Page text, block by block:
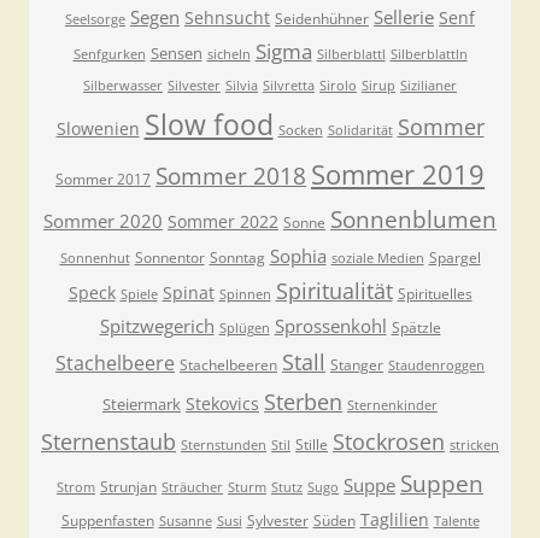
Seelsorge Segen Sehnsucht Seidenhühner Sellerie Senf
Senfgurken Sensen sicheln Sigma Silberblattl Silberblattln
Silberwasser Silvester Silvia Silvretta Sirolo Sirup Sizilianer
Slowenien Slow food Socken Solidarität Sommer
Sommer 2017 Sommer 2018 Sommer 2019
Sommer 2020 Sommer 2022 Sonne Sonnenblumen
Sonnenhut Sonnentor Sonntag Sophia soziale Medien Spargel
Speck Spiele Spinat Spinnen Spiritualität Spirituelles
Spitzwegerich Splügen Sprossenkohl Spätzle
Stachelbeere Stachelbeeren Stall Stanger Staudenroggen
Steiermark Stekovics Sterben Sternenkinder
Sternenstaub Sternstunden Stil Stille Stockrosen stricken
Strom Strunjan Sträucher Sturm Stutz Sugo Suppe Suppen
Suppenfasten Susanne Susi Sylvester Süden Taglilien Talente